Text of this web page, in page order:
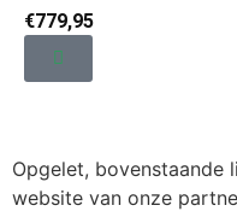
€779,95
Opgelet, bovenstaande
website van onze